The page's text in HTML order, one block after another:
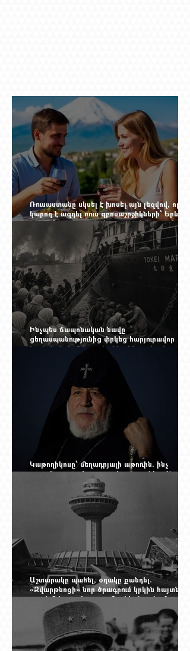
Ռուսաստանը սկսել է խոսել այն լեզվով, որը
կարող է ազդել ռուս զբոսաշրջիկների՝ Երևան
գալու մտադրության վրա. որքան կարող է
խորանալ հայ-ռուսական ճգնաժամը
Ինչպես ճապոնական նավը
ցեղասպանությունից փրկեց հարյուրավոր
հայերի, իսկ մենք չգիտենք հերոս նավապետի
անունը՝ Սաձո Հիբիի
Կաթողիկոսը՝ մեղադրյալի աթոռին. ինչ
սպասել այսօրվա դատավարությունից: Yerevan
Online Mag.-ի մեծ ռեպորտաժը
Աշտարակը պահել, օղակը քանդել.
«Զվարթնոցի» նոր ծրագրում կրկին հայտնվել
տասնմեկ տարի առաջ մերժված լուծումը:
Yerevan Online Mag.-ի մեծ ռեպորտաժը